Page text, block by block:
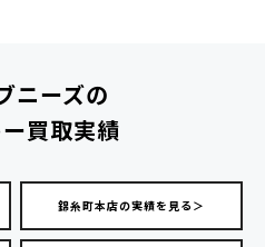
ニーズの
買取実績
錦糸町本店の実績を見る＞